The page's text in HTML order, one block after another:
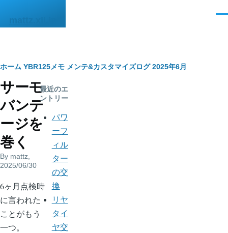
mattz.xii.jp
パ
ン
く
ず
ホーム YBR125メモ メンテ&カスタマイズログ 2025年6月
サーモ
バンテ
ージを
巻く
By mattz
2025/06/30
body
6ヶ月点検時
に言われた
ことがもう
一つ。
最近のエ
ントリー
パワ
ーフ
ィル
ター
の交
換
リヤ
タイ
ヤ交